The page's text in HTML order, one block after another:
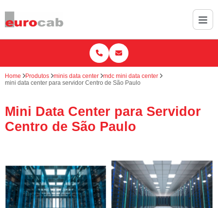
Home Produtos minis data center
mdc mini data center
mini data center para servidor Centro de São Paulo
Mini Data Center para Servidor
Centro de São Paulo